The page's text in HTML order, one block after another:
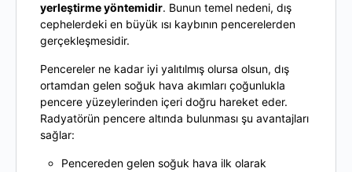
yerleştirme yöntemidir. Bunun temel nedeni, dış
cephelerdeki en büyük ısı kaybının pencerelerden
gerçekleşmesidir.
Pencereler ne kadar iyi yalıtılmış olursa olsun, dış
ortamdan gelen soğuk hava akımları çoğunlukla
pencere yüzeylerinden içeri doğru hareket eder.
Radyatörün pencere altında bulunması şu avantajları
sağlar:
Pencereden gelen soğuk hava ilk olarak